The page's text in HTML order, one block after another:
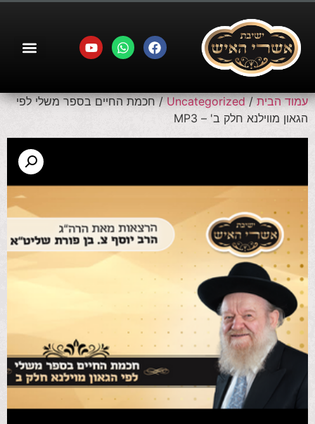
עמוד הבית/
Uncategorized/ חכמת החיים בספר משלי לפי
הגאון מווילנא חלק ב' – MP3